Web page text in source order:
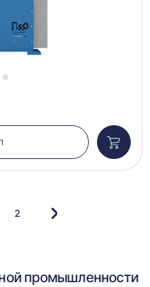
5
в
2
Следующая
промышленности